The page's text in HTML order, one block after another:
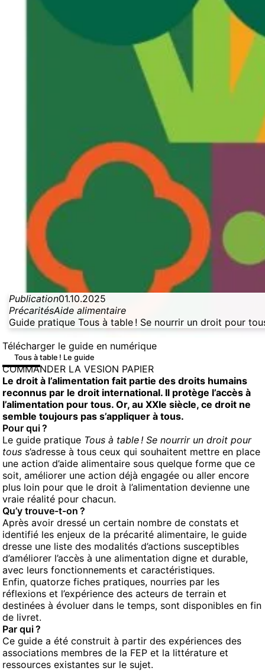
Publication01.10.2025
PrécaritésAide alimentaire
Guide pratique Tous à table ! Se nourrir un droit pour
Télécharger le guide en numérique
Tous à table ! Le guide
COMMANDER LA VESION PAPIER
Le droit à l’alimentation fait partie des droits humains
reconnus par le droit international. Il protège l’accès à
l’alimentation pour tous. Or, au XXIe siècle, ce droit ne
semble toujours pas s’appliquer à tous.
Pour qui ?
Le guide pratique Tous à table ! Se nourrir un droit pour
tous s’adresse à tous ceux qui souhaitent mettre en place
une action d’aide alimentaire sous quelque forme que ce
soit, améliorer une action déjà engagée ou aller encore
plus loin pour que le droit à l’alimentation devienne une
vraie réalité pour chacun.
Qu’y trouve-t-on ?
Après avoir dressé un certain nombre de constats et
identifié les enjeux de la précarité alimentaire, le guide
dresse une liste des modalités d’actions susceptibles
d’améliorer l’accès à une alimentation digne et durable,
avec leurs fonctionnements et caractéristiques.
Enfin, quatorze fiches pratiques, nourries par les
réflexions et l’expérience des acteurs de terrain et
destinées à évoluer dans le temps, sont disponibles en fin
de livret.
Par qui ?
Ce guide a été construit à partir des expériences des
associations membres de la FEP et la littérature et
ressources existantes sur le sujet.